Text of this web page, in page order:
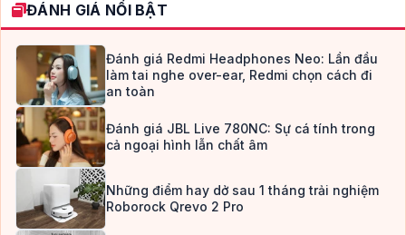
ĐÁNH GIÁ NỔI BẬT
Đánh giá Redmi Headphones Neo: Lần đầu
làm tai nghe over-ear, Redmi chọn cách đi
an toàn
Đánh giá JBL Live 780NC: Sự cá tính trong
cả ngoại hình lẫn chất âm
Những điểm hay dở sau 1 tháng trải nghiệm
Roborock Qrevo 2 Pro